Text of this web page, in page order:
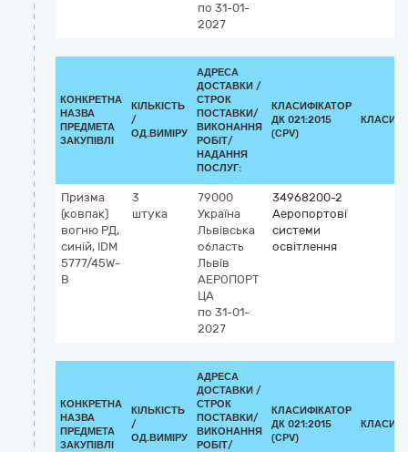
по 31-01-
2027
КОНКРЕТНА
НАЗВА
ПРЕДМЕТА
ЗАКУПІВЛІ
КІЛЬКІСТЬ
/
ОД.ВИМІРУ
АДРЕСА
ДОСТАВКИ /
СТРОК
ПОСТАВКИ/
ВИКОНАННЯ
РОБІТ/
НАДАННЯ
ПОСЛУГ:
КЛАСИФІКАТОР
ДК 021:2015
(CPV)
Призма
(ковпак)
вогню РД,
синій, IDM
5777/45W-
B
3
штука
79000
Україна
Львівська
область
Львів
АЕРОПОРТ
ЦА
по 31-01-
2027
34968200-2
Аеропортові
системи
освітлення
КОНКРЕТНА
НАЗВА
ПРЕДМЕТА
ЗАКУПІВЛІ
КІЛЬКІСТЬ
/
ОД.ВИМІРУ
АДРЕСА
ДОСТАВКИ /
СТРОК
ПОСТАВКИ/
ВИКОНАННЯ
РОБІТ/
КЛАСИФІКАТОР
ДК 021:2015
(CPV)